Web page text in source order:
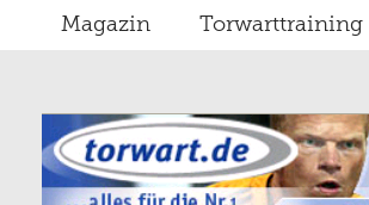
Magazin Torwarttraining